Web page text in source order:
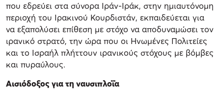
που εδρεύει στα σύνορα Ιράν-Ιράκ, στην ημιαυτόνομη
περιοχή του Ιρακινού Κουρδιστάν, εκπαιδεύεται για
να εξαπολύσει επίθεση με στόχο να αποδυναμώσει τον
ιρανικό στρατό, την ώρα που οι Ηνωμένες Πολιτείες
και το Ισραήλ πλήττουν ιρανικούς στόχους με βόμβες
και πυραύλους.
Αισιόδοξος για τη ναυσιπλοΐα